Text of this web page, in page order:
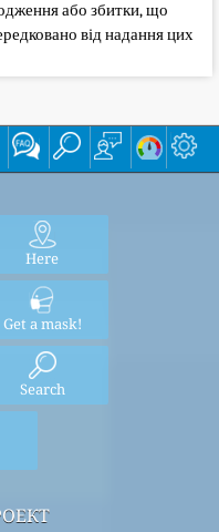
або збитки, що
від надання цих
Here
Get a mask!
Search